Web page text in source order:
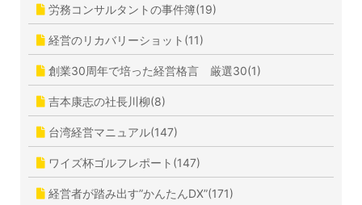
労務コンサルタントの事件簿(19)
経営のリカバリーショット(11)
創業30周年で培った経営格言 厳選30(1)
吉本康志の社長川柳(8)
台湾経営マニュアル(147)
ワイズ杯ゴルフレポート(147)
経営者が踏み出す”かんたんDX”(171)